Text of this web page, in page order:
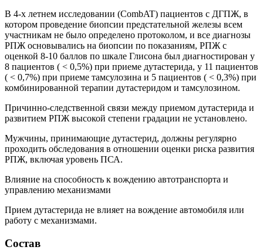
В 4-х летнем исследовании (CombAT) пациентов с ДГПЖ, в
котором проведение биопсии предстательной железы всем
участникам не было определено протоколом, и все диагнозы
РПЖ основывались на биопсии по показаниям, РПЖ с
оценкой 8-10 баллов по шкале Глисона был диагностирован у
8 пациентов ( < 0,5%) при приеме дутастерида, у 11 пациентов
( < 0,7%) при приеме тамсулозина и 5 пациентов ( < 0,3%) при
комбинированной терапии дутастеридом и тамсулозином.
Причинно-следственной связи между приемом дутастерида и
развитием РПЖ высокой степени градации не установлено.
Мужчины, принимающие дутастерид, должны регулярно
проходить обследования в отношении оценки риска развития
РПЖ, включая уровень ПСА.
Влияние на способность к вождению автотранспорта и
управлению механизмами
Прием дутастерида не влияет на вождение автомобиля или
работу с механизмами.
Состав